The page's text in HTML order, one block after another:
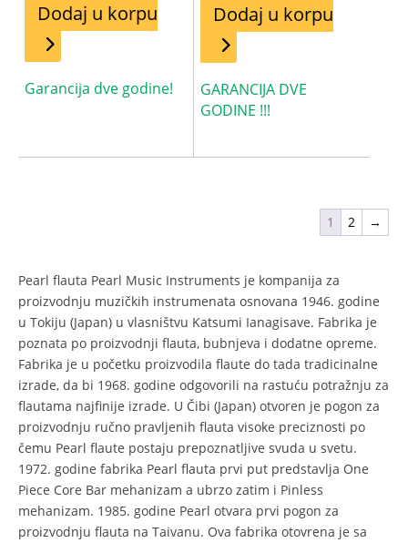
Dodaj u korpu
Garancija dve godine!
Dodaj u korpu
GARANCIJA DVE
GODINE !!!
1 2 →
Pearl flauta Pearl Music Instruments je kompanija za
proizvodnju muzičkih instrumenata osnovana 1946. godine
u Tokiju (Japan) u vlasništvu Katsumi Ianagisave. Fabrika je
poznata po proizvodnji flauta, bubnjeva i dodatne opreme.
Fabrika je u početku proizvodila flaute do tada tradicinalne
izrade, da bi 1968. godine odgovorili na rastuću potražnju za
flautama najfinije izrade. U Čibi (Japan) otvoren je pogon za
proizvodnju ručno pravljenih flauta visoke preciznosti po
čemu Pearl flaute postaju prepoznatljive svuda u svetu.
1972. godine fabrika Pearl flauta prvi put predstavlja One
Piece Core Bar mehanizam a ubrzo zatim i Pinless
mehanizam. 1985. godine Pearl otvara prvi pogon za
proizvodnju flauta na Taivanu. Ova fabrika otovrena je sa